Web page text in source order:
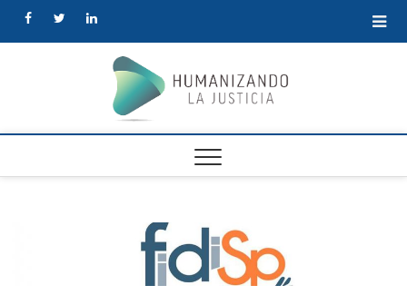
facebooktwitterlinkedin